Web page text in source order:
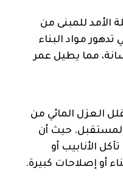
الأمد للمبنى من
مواد البناء
مما يطيل عمر
العزل المائي من
حيث أن
الأنابيب أو
أو إصلاحات كبيرة.